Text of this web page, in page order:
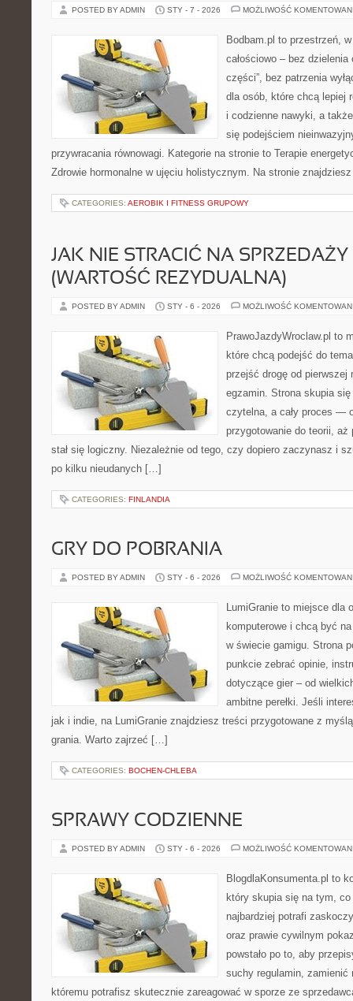
POSTED BY ADMIN STY - 7 - 2026 MOŻLIWOŚĆ
Bodbam.pl to przestrzeń,
całościowo – bez dzielenia
części”, bez patrzenia
dla osób, które chcą lepiej
i codzienne nawyki, a
się podejściem
przywracania równowagi. Kategorie na stronie to Terapie
Zdrowie hormonalne w ujęciu holistycznym. Na stronie
CATEGORIES: AEROBIK I FITNESS GRUPOWY
JAK NIE STRACIĆ NA
(WARTOŚĆ REZYDUALNA)
POSTED BY ADMIN STY - 6 - 2026 MOŻLIWOŚĆ
PrawoJazdyWroclaw.pl to
które chcą podejść do
przejść drogę od
egzamin. Strona skupia
czytelna, a cały proces —
przygotowanie do teorii,
stał się logiczny. Niezależnie od tego, czy dopiero zaczynasz i
po kilku nieudanych […]
CATEGORIES: FINLANDIA
GRY DO POBRANIA
POSTED BY ADMIN STY - 6 - 2026 MOŻLIWOŚĆ
LumiGranie to miejsce dla
komputerowe i chcą być
w świecie gamigu. Strona
punkcie zebrać opinie,
dotyczące gier – od
ambitne perełki. Jeśli
jak i indie, na LumiGranie znajdziesz treści przygotowane z
grania. Warto zajrzeć […]
CATEGORIES: BOCHEN-CHLEBA
SPRAWY CODZIENNE
POSTED BY ADMIN STY - 6 - 2026 MOŻLIWOŚĆ
BlogdlaKonsumenta.pl to
który skupia się na tym,
najbardziej potrafi
oraz prawie cywilnym
powstało po to, aby
suchy regulamin,
któremu potrafisz skutecznie zareagować w sporze ze